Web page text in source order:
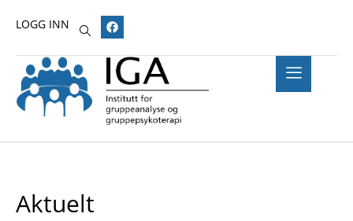
LOGG INN
Aktuelt